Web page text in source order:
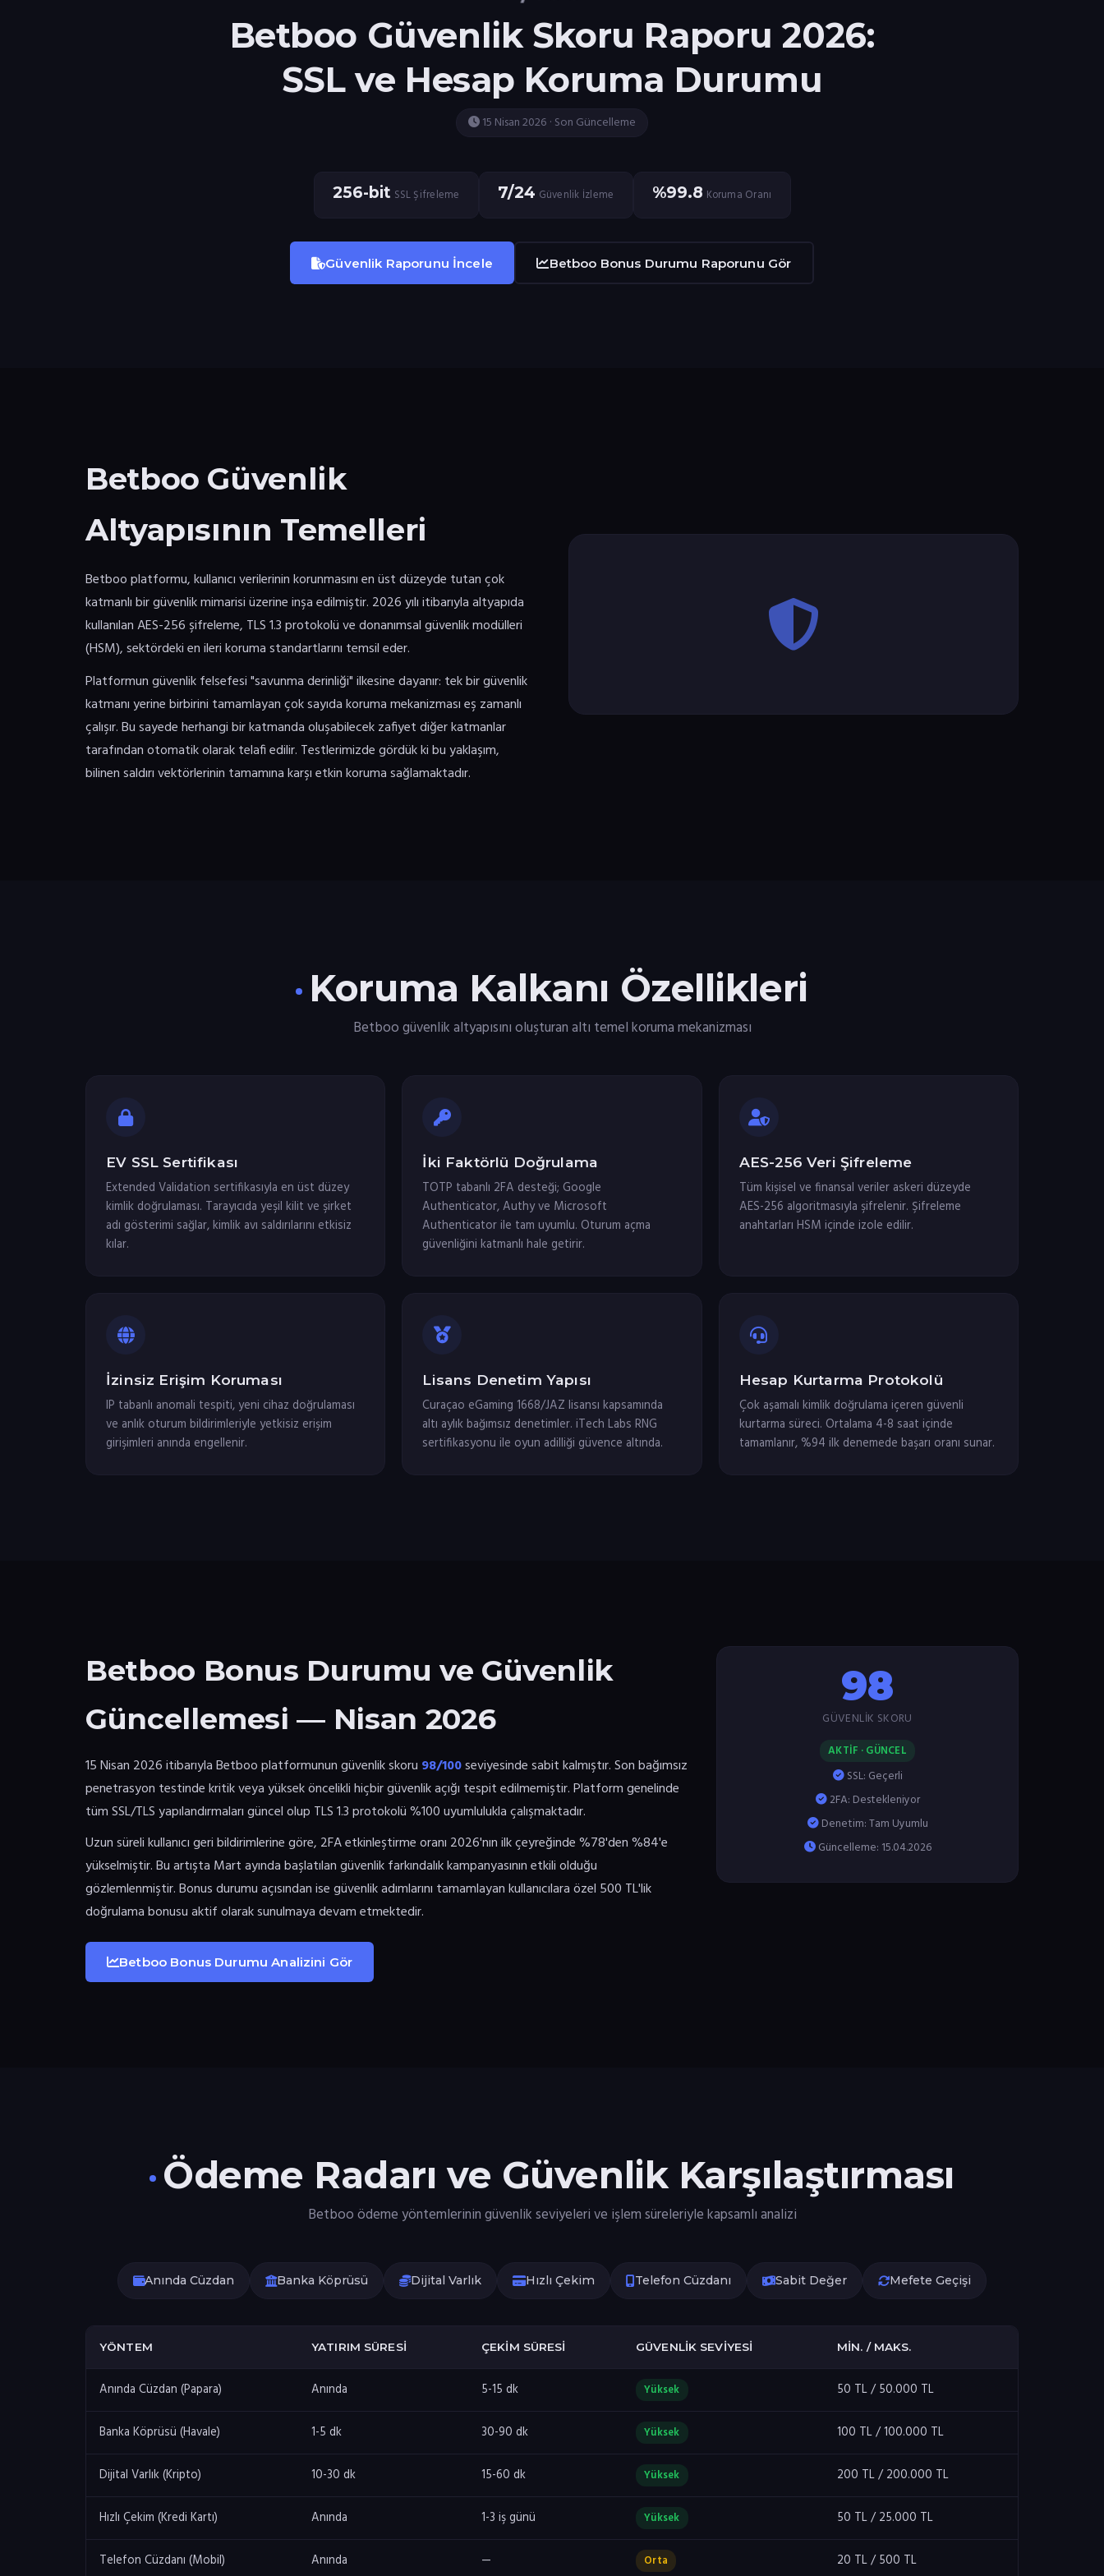
Betboo Güvenlik Skoru Raporu 2026:
SSL ve Hesap Koruma Durumu
15 Nisan 2026 · Son Güncelleme
256-bit SSL Şifreleme 7/24 Güvenlik İzleme %99.8 Koruma Oranı
Güvenlik Raporunu İncele Betboo Bonus Durumu Raporunu Gör
Betboo Güvenlik
Altyapısının Temelleri
Betboo platformu, kullanıcı verilerinin korunmasını en üst düzeyde tutan çok
katmanlı bir güvenlik mimarisi üzerine inşa edilmiştir. 2026 yılı itibarıyla altyapıda
kullanılan AES-256 şifreleme, TLS 1.3 protokolü ve donanımsal güvenlik modülleri
(HSM), sektördeki en ileri koruma standartlarını temsil eder.
Platformun güvenlik felsefesi "savunma derinliği" ilkesine dayanır: tek bir güvenlik
katmanı yerine birbirini tamamlayan çok sayıda koruma mekanizması eş zamanlı
çalışır. Bu sayede herhangi bir katmanda oluşabilecek zafiyet diğer katmanlar
tarafından otomatik olarak telafi edilir. Testlerimizde gördük ki bu yaklaşım,
bilinen saldırı vektörlerinin tamamına karşı etkin koruma sağlamaktadır.
Koruma Kalkanı Özellikleri
Betboo güvenlik altyapısını oluşturan altı temel koruma mekanizması
EV SSL Sertifikası
Extended Validation sertifikasıyla en üst düzey
kimlik doğrulaması. Tarayıcıda yeşil kilit ve şirket
adı gösterimi sağlar, kimlik avı saldırılarını etkisiz
kılar.
İki Faktörlü Doğrulama
TOTP tabanlı 2FA desteği; Google
Authenticator, Authy ve Microsoft
Authenticator ile tam uyumlu. Oturum açma
güvenliğini katmanlı hale getirir.
AES-256 Veri Şifreleme
Tüm kişisel ve finansal veriler askeri düzeyde
AES-256 algoritmasıyla şifrelenir. Şifreleme
anahtarları HSM içinde izole edilir.
İzinsiz Erişim Koruması
IP tabanlı anomali tespiti, yeni cihaz doğrulaması
ve anlık oturum bildirimleriyle yetkisiz erişim
girişimleri anında engellenir.
Lisans Denetim Yapısı
Curaçao eGaming 1668/JAZ lisansı kapsamında
altı aylık bağımsız denetimler. iTech Labs RNG
sertifikasyonu ile oyun adilliği güvence altında.
Hesap Kurtarma Protokolü
Çok aşamalı kimlik doğrulama içeren güvenli
kurtarma süreci. Ortalama 4-8 saat içinde
tamamlanır, %94 ilk denemede başarı oranı sunar.
Betboo Bonus Durumu ve Güvenlik
Güncellemesi — Nisan 2026
15 Nisan 2026 itibarıyla Betboo platformunun güvenlik skoru 98/100seviyesinde sabit kalmıştır. Son bağımsız
penetrasyon testinde kritik veya yüksek öncelikli hiçbir güvenlik açığı tespit edilmemiştir. Platform genelinde
tüm SSL/TLS yapılandırmaları güncel olup TLS 1.3 protokolü %100 uyumlulukla çalışmaktadır.
Uzun süreli kullanıcı geri bildirimlerine göre, 2FA etkinleştirme oranı 2026'nın ilk çeyreğinde %78'den %84'e
yükselmiştir. Bu artışta Mart ayında başlatılan güvenlik farkındalık kampanyasının etkili olduğu
gözlemlenmiştir. Bonus durumu açısından ise güvenlik adımlarını tamamlayan kullanıcılara özel 500 TL'lik
doğrulama bonusu aktif olarak sunulmaya devam etmektedir.
Betboo Bonus Durumu Analizini Gör
98
GÜVENLIK SKORU
AKTİF · GÜNCEL
SSL: Geçerli
2FA: Destekleniyor
Denetim: Tam Uyumlu
Güncelleme: 15.04.2026
Ödeme Radarı ve Güvenlik Karşılaştırması
Betboo ödeme yöntemlerinin güvenlik seviyeleri ve işlem süreleriyle kapsamlı analizi
Anında Cüzdan Banka Köprüsü Dijital Varlık Hızlı Çekim Telefon Cüzdanı Sabit Değer Mefete Geçişi
YÖNTEM YATIRIM SÜRESI ÇEKIM SÜRESI GÜVENLIK SEVIYESI MIN. / MAKS.
Anında Cüzdan (Papara) Anında 5-15 dk Yüksek 50 TL / 50.000 TL
Banka Köprüsü (Havale) 1-5 dk 30-90 dk Yüksek 100 TL / 100.000 TL
Dijital Varlık (Kripto) 10-30 dk 15-60 dk Yüksek 200 TL / 200.000 TL
Hızlı Çekim (Kredi Kartı) Anında 1-3 iş günü Yüksek 50 TL / 25.000 TL
Telefon Cüzdanı (Mobil) Anında — Orta 20 TL / 500 TL